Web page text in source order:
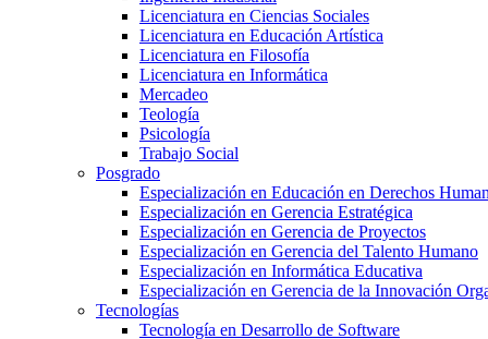
Licenciatura en Ciencias Sociales
Licenciatura en Educación Artística
Licenciatura en Filosofía
Licenciatura en Informática
Mercadeo
Teología
Psicología
Trabajo Social
Posgrado
Especialización en Educación en Derechos
Especialización en Gerencia Estratégica
Especialización en Gerencia de Proyectos
Especialización en Gerencia del Talento Humano
Especialización en Informática Educativa
Especialización en Gerencia de la Innovación
Tecnologías
Tecnología en Desarrollo de Software